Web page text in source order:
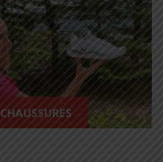
CHAUSSURES